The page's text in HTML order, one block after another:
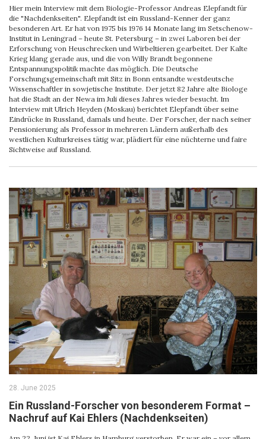
Hier mein Interview mit dem Biologie-Professor Andreas Elepfandt für
die "Nachdenkseiten". Elepfandt ist ein Russland-Kenner der ganz
besonderen Art. Er hat von 1975 bis 1976 14 Monate lang im Setschenow-
Institut in Leningrad – heute St. Petersburg – in zwei Laboren bei der
Erforschung von Heuschrecken und Wirbeltieren gearbeitet. Der Kalte
Krieg klang gerade aus, und die von Willy Brandt begonnene
Entspannungspolitik machte das möglich. Die Deutsche
Forschungsgemeinschaft mit Sitz in Bonn entsandte westdeutsche
Wissenschaftler in sowjetische Institute. Der jetzt 82 Jahre alte Biologe
hat die Stadt an der Newa im Juli dieses Jahres wieder besucht. Im
Interview mit Ulrich Heyden (Moskau) berichtet Elepfandt über seine
Eindrücke in Russland, damals und heute. Der Forscher, der nach seiner
Pensionierung als Professor in mehreren Ländern außerhalb des
westlichen Kulturkreises tätig war, plädiert für eine nüchterne und faire
Sichtweise auf Russland.
28. June 2025
Ein Russland-Forscher von besonderem Format –
Nachruf auf Kai Ehlers (Nachdenkseiten)